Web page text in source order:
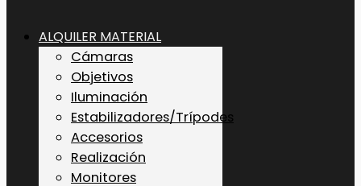
ALQUILER MATERIAL
Cámaras
Objetivos
Iluminación
Estabilizadores/Trípodes
Accesorios
Realización
Monitores